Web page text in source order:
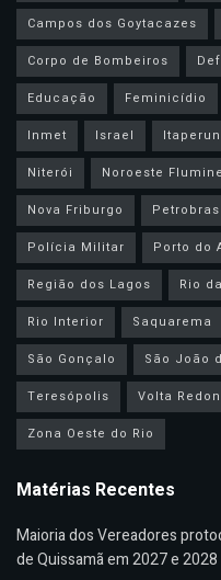
Campos dos Goytacazes
Corpo de Bombeiros
Educação
Feminicídio
Inmet
Israel
Niterói
Noroeste
Nova Friburgo
Petrobras
Polícia Militar
Porto do
Região dos Lagos
Rio
Rio Interior
Saquarema
São Gonçalo
São João
Teresópolis
Volta
Zona Oeste do Rio
Matérias Recentes
Maioria dos Vereadores
de Quissamã em 2027 e 2028